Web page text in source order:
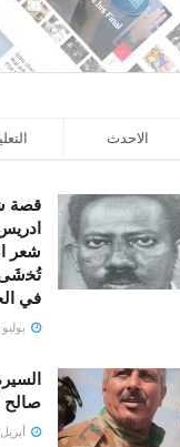
الاحدث
قصة
شعر
ﻓﻲ
يوليو 8, 2023
صالح
أبريل 6, 2023